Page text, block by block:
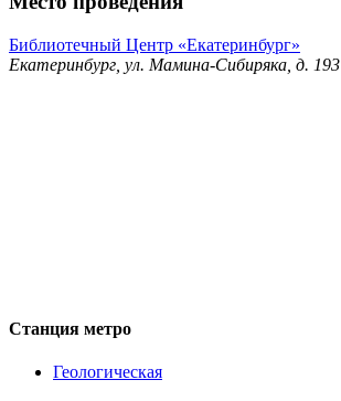
Библиотечный Центр «Екатеринбург»
Екатеринбург, ул. Мамина-Сибиряка, д. 193
Станция метро
Геологическая